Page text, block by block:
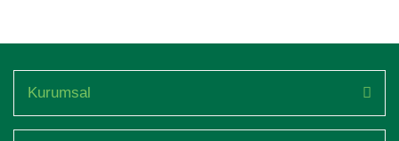
Kurumsal